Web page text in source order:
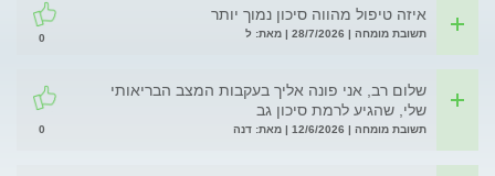
איזה טיפול מהווה סיכון נמוך יותר
תשובת מומחה | 28/7/2026 | מאת: ל 0
שלום רב, אני פונה אליך בעקבות המצב הבריאותי
שלי, שהגיע לרמת סיכון גב
תשובת מומחה | 12/6/2026 | מאת: דנה 0